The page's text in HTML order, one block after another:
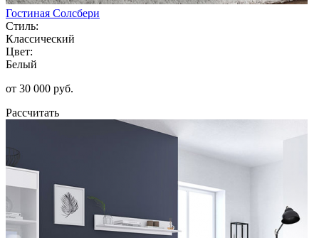
Гостиная Солсбери
Стиль:
Классический
Цвет:
Белый
от 30 000 руб.
Рассчитать